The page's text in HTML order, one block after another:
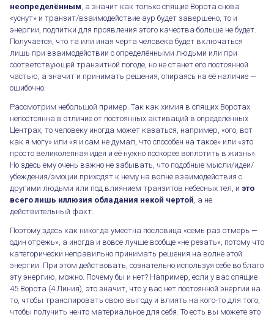
неопределённым , а значит как только спящие Ворота снова
«уснут» и транзит/взаимодействие аур будет завершено, то и
энергии, подпитки для проявления этого качества больше не будет.
Получается, что та или иная черта человека будет включаться
лишь при взаимодействии с определёнными людьми или при
соответствующей транзитной погоде, но не станет его постоянной
частью, а значит и принимать решения, опираясь на её наличие —
ошибочно.
Рассмотрим небольшой пример. Так как химия в спящих Воротах
непостоянна в отличие от постоянных активаций в определённых
Центрах, то человеку иногда может казаться, например, «ого, вот
как я могу» или «я и сам не думал, что способен на такое» или «это
просто великолепная идея и её нужно поскорее воплотить в жизнь».
Но здесь ему очень важно не забывать, что подобные мысли/идеи/
убеждения/эмоции приходят к нему на волне взаимодействия с
другими людьми или под влиянием транзитов небесных тел, и это
всего лишь иллюзия обладания некой чертой , а не
действительный факт.
Поэтому здесь как никогда уместна пословица «семь раз отмерь —
один отрежь», а иногда и вовсе лучше вообще «не резать», потому что
категорически неправильно принимать решения на волне этой
энергии. При этом действовать, сознательно используя себе во благо
эту энергию, можно. Почему бы и нет? Например, если у вас спящие
45 Ворота (4 Линия), это значит, что у вас нет постоянной энергии на
то, чтобы транслировать свою выгоду и влиять на кого-то для того,
чтобы получить нечто материальное для себя. То есть вы можете это